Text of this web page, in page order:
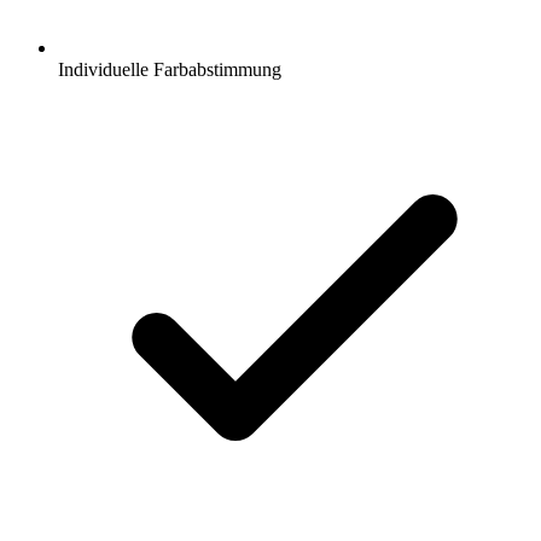
Individuelle Farbabstimmung